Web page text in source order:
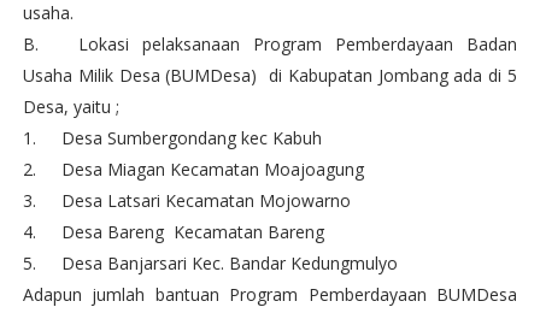
usaha.
B.
Lokasi pelaksanaan Program Pemberdayaan Badan
Usaha Milik Desa (BUMDesa) di Kabupatan Jombang ada di 5
Desa, yaitu ;
1.
Desa Sumbergondang kec Kabuh
2.
Desa Miagan Kecamatan Moajoagung
3.
Desa Latsari Kecamatan Mojowarno
4.
Desa Bareng Kecamatan Bareng
5.
Desa Banjarsari Kec. Bandar Kedungmulyo
Adapun jumlah bantuan Program Pemberdayaan BUMDesa